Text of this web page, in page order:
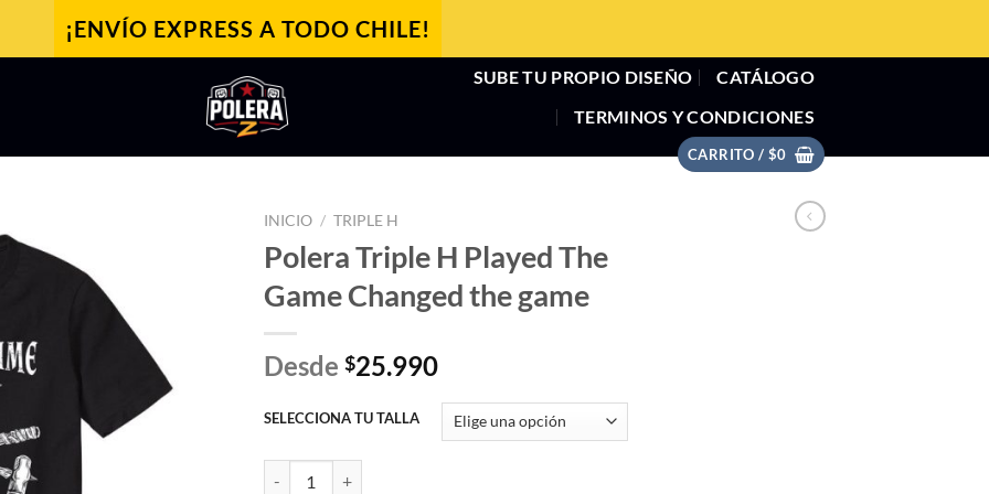
¡ENVÍO EXPRESS A TODO CHILE!
SUBE TU PROPIO DISEÑO
CATÁLOGO
TERMINOS Y CONDICIONES
CARRITO / $0
INICIO / TRIPLE H
Polera Triple H Played The
Game Changed the game
Desde $25.990
SELECCIONA TU TALLA